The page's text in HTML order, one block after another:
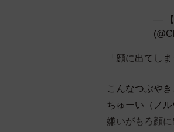
— 【
「顔に出てし
こんなつぶや
ちゅーい（ノ
嫌いがもろ顔